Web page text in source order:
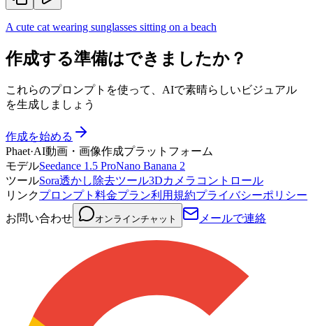
A cute cat wearing sunglasses sitting on a beach
作成する準備はできましたか？
これらのプロンプトを使って、AIで素晴らしいビジュアル
を生成しましょう
作成を始める
Phaet·AI動画・画像作成プラットフォーム
モデルSeedance 1.5 ProNano Banana 2
ツールSora透かし除去ツール3Dカメラコントロール
リンクプロンプト 料金プラン利用規約プライバシーポリシー
お問い合わせ
オンラインチャット メールで連絡